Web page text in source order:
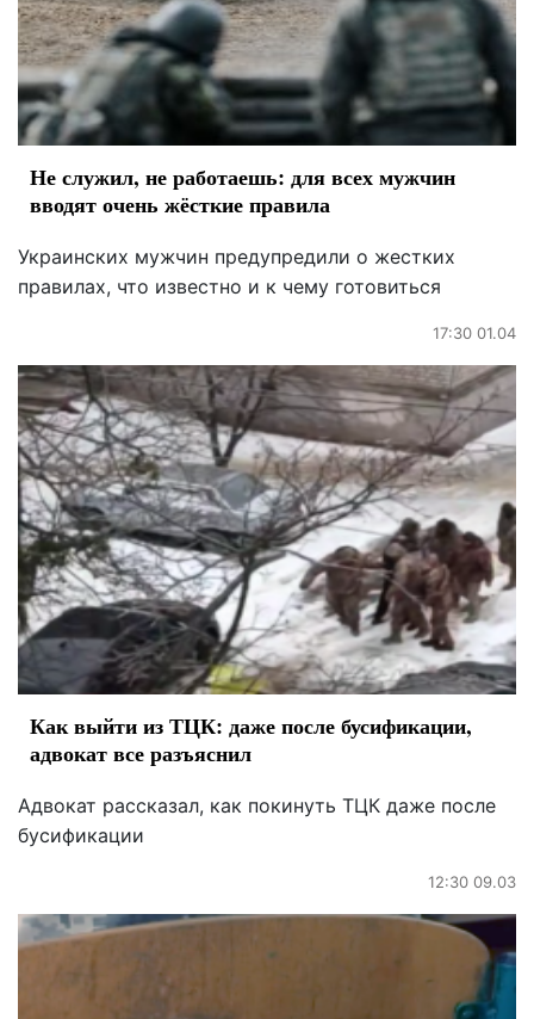
Не служил, не работаешь: для всех мужчин
вводят очень жёсткие правила
Украинских мужчин предупредили о жестких
правилах, что известно и к чему готовиться
17:30 01.04
Как выйти из ТЦК: даже после бусификации,
адвокат все разъяснил
Адвокат рассказал, как покинуть ТЦК даже после
бусификации
12:30 09.03